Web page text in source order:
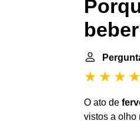
O ato de
vistos a olho